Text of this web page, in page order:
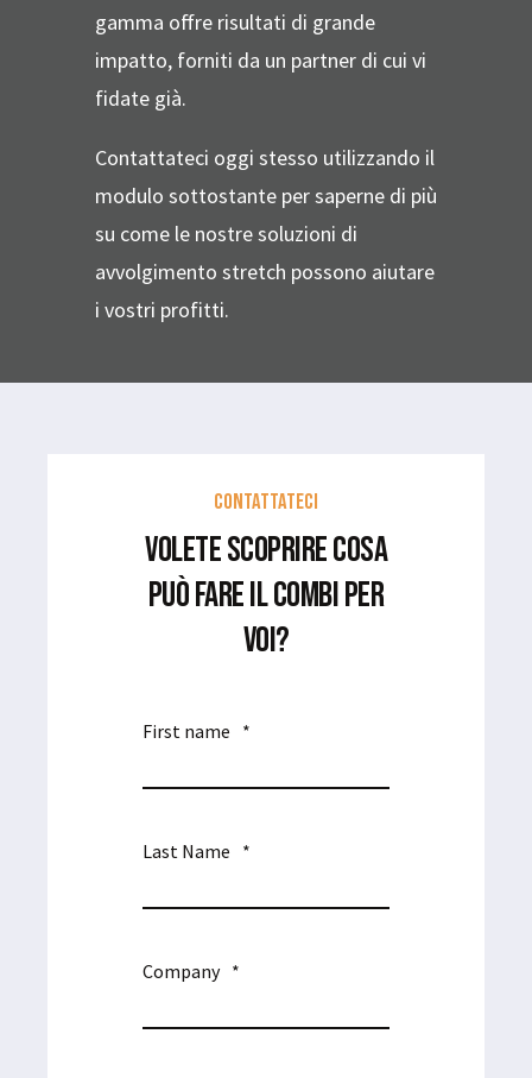
gamma offre risultati di grande
impatto, forniti da un partner di cui vi
fidate già.
Contattateci oggi stesso utilizzando il
modulo sottostante per saperne di più
su come le nostre soluzioni di
avvolgimento stretch possono aiutare
i vostri profitti.
CONTATTATECI
VOLETE SCOPRIRE COSA
PUÒ FARE IL COMBI PER
VOI?
First name *
Last Name *
Company *